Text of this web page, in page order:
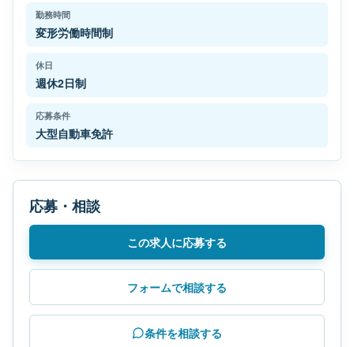
勤務時間
変形労働時間制
休日
週休2日制
応募条件
大型自動車免許
応募・相談
この求人に応募する
フォームで相談する
条件を相談する